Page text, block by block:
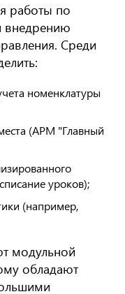
работы по
внедрению
Среди
номенклатуры
(АРМ "Главный
уроков);
(например,
модульной
обладают